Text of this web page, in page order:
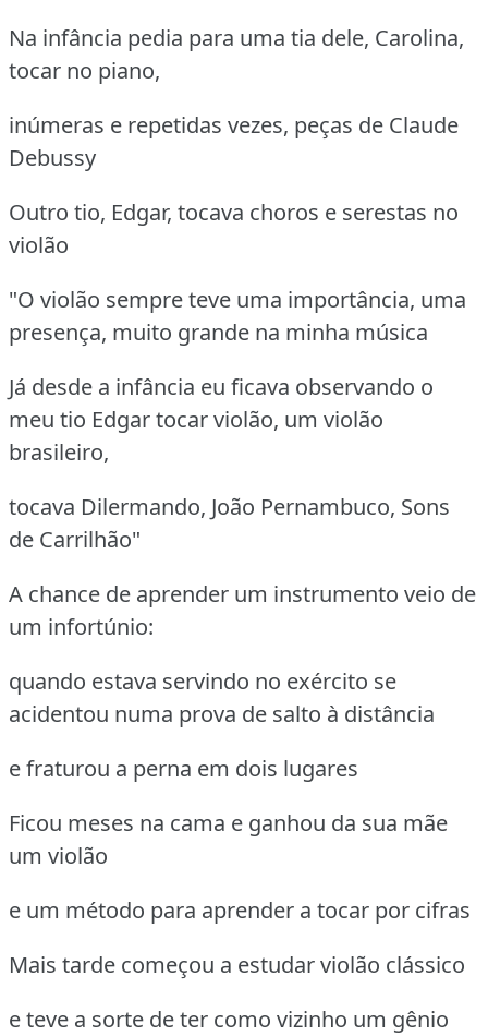
Na infância pedia para uma tia dele, Carolina,
tocar no piano,
inúmeras e repetidas vezes, peças de Claude
Debussy
Outro tio, Edgar, tocava choros e serestas no
violão
"O violão sempre teve uma importância, uma
presença, muito grande na minha música
Já desde a infância eu ficava observando o
meu tio Edgar tocar violão, um violão
brasileiro,
tocava Dilermando, João Pernambuco, Sons
de Carrilhão"
A chance de aprender um instrumento veio de
um infortúnio:
quando estava servindo no exército se
acidentou numa prova de salto à distância
e fraturou a perna em dois lugares
Ficou meses na cama e ganhou da sua mãe
um violão
e um método para aprender a tocar por cifras
Mais tarde começou a estudar violão clássico
e teve a sorte de ter como vizinho um gênio